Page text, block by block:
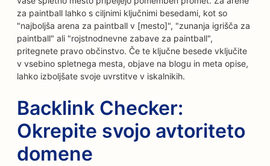
za paintball lahko s ciljnimi ključnimi besedami, kot so
"najboljša arena za paintball v [mesto]", "zunanja igrišča za
paintball" ali "rojstnodnevne zabave za paintball",
pritegnete pravo občinstvo. Če te ključne besede vključite
v vsebino spletnega mesta, objave na blogu in meta opise,
lahko izboljšate svoje uvrstitve v iskalnikih.
Backlink Checker:
Okrepite svojo avtoriteto
domene